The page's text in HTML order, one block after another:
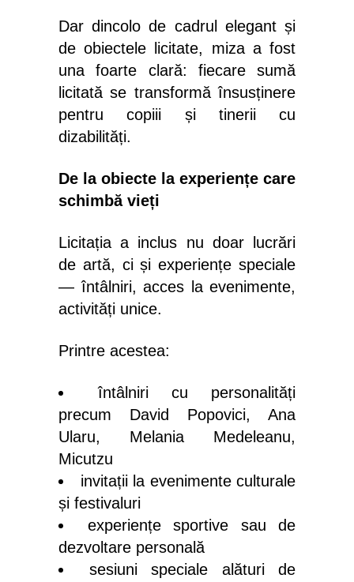
Dar dincolo de cadrul elegant și
de obiectele licitate, miza a fost
una foarte clară: fiecare sumă
licitată se transformă însusținere
pentru copiii și tinerii cu
dizabilități.
De la obiecte la experiențe care
schimbă vieți
Licitația a inclus nu doar lucrări
de artă, ci și experiențe speciale
— întâlniri, acces la evenimente,
activități unice.
Printre acestea:
întâlniri cu personalități
precum David Popovici, Ana
Ularu, Melania Medeleanu,
Micutzu
invitații la evenimente culturale
și festivaluri
experiențe sportive sau de
dezvoltare personală
sesiuni speciale alături de